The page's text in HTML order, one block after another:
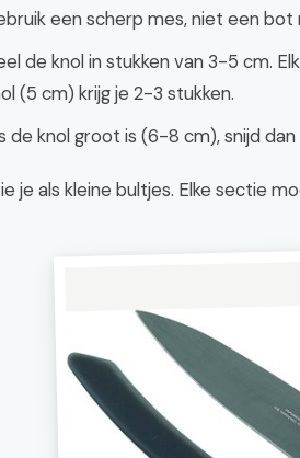
een scherp mes, niet een
de knol in stukken van 3-5 cm.
(5 cm) krijg je 2-3 stukken.
de knol groot is (6-8 cm), snijd
je als kleine bultjes. Elke sectie